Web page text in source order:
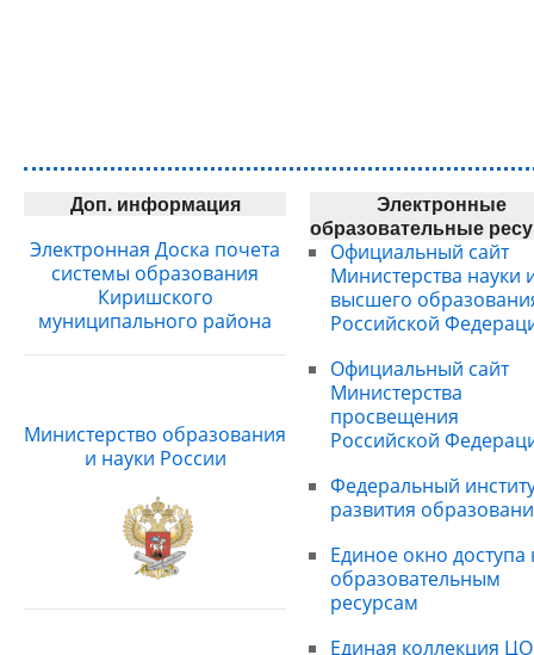
Доп. информация
Электронная Доска почета
системы образования
Киришского
муниципального района
Министерство образования
и науки России
Электронные
образовательные
Официальный сайт
Министерства науки
высшего
Российской
Официальный сайт
Министерства
просвещения
Российской
Федеральный
развития
Единое окно доступа
образовательным
ресурсам
Единая коллекция